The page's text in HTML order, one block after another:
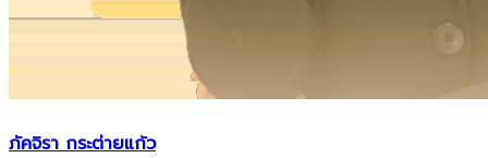
ภัคจิรา กระต่ายแก้ว